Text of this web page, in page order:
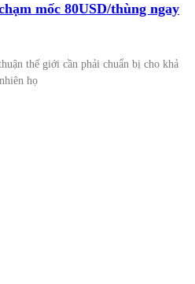
mốc 80USD/thùng ngay
thế giới cần phải chuẩn bị cho khả
họ